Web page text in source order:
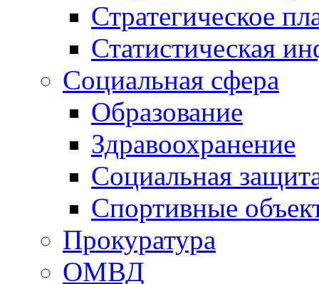
Стратегическое
Статистическая
Социальная сфера
Образование
Здравоохранение
Социальная
Спортивные
Прокуратура
ОМВД